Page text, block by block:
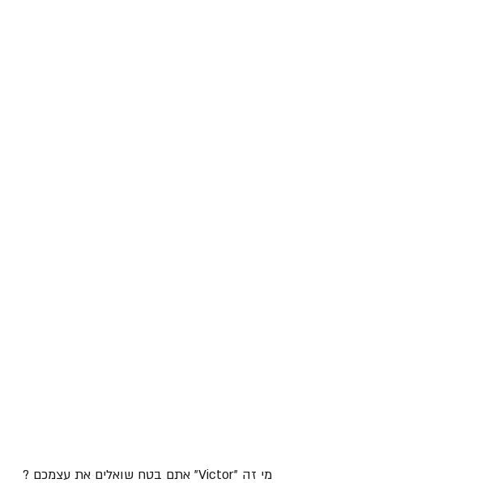
מי זה "Victor" אתם בטח שואלים את עצמכם ?